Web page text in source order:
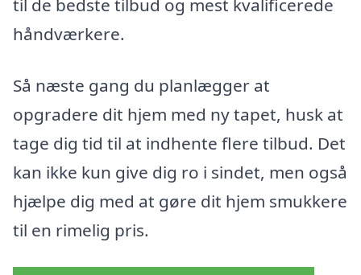
til de bedste tilbud og mest kvalificerede
håndværkere.
Så næste gang du planlægger at
opgradere dit hjem med ny tapet, husk at
tage dig tid til at indhente flere tilbud. Det
kan ikke kun give dig ro i sindet, men også
hjælpe dig med at gøre dit hjem smukkere
til en rimelig pris.